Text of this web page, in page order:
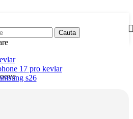
Cauta
17 pro kevlar
s26